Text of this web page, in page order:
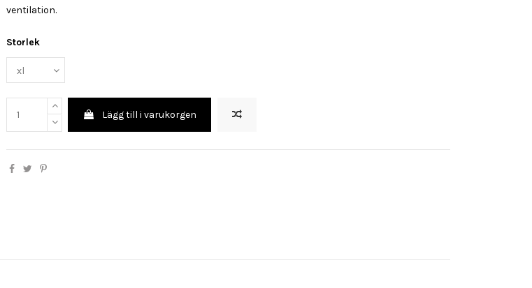
ventilation.
Storlek
Lägg till i varukorgen